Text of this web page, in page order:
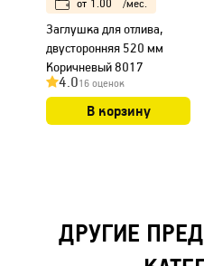
от 1.00 /мес.
Заглушка для отлива,
двусторонняя 520 мм
Коричневый 8017
4.016 оценок
В корзину
ДРУГИЕ